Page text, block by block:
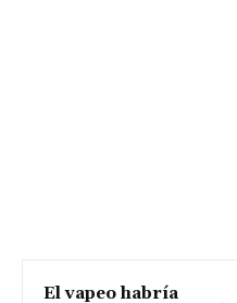
El vapeo habría